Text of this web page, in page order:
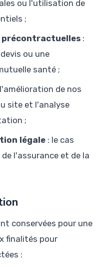
ou l'utilisation de
;
précontractuelles :
ou une
santé ;
de nos
site et l'analyse
;
légale : le cas
l'assurance et de la
conservées pour une
finalités pour
: